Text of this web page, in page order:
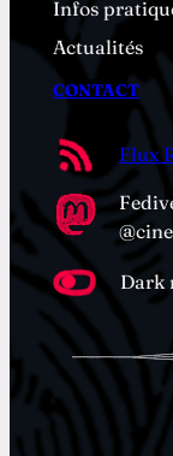
Infos
Actualités
CONTACT
Flux
Dark